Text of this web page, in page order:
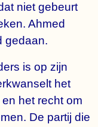
niet gebeurt
Ahmed
gedaan.
is op zijn
het
het recht om
De partij die